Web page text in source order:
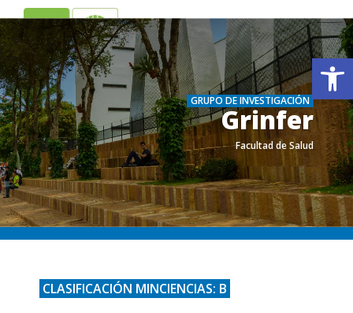
ES EN
GRUPO DE INVESTIGACIÓN
Grinfer
Facultad de Salud
.
.
CLASIFICACIÓN MINCIENCIAS: B